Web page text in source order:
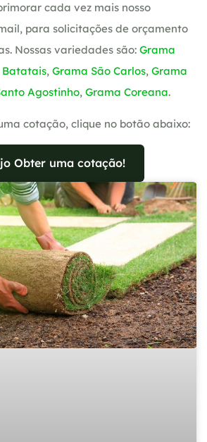
cada vez mais nosso
para solicitações de orçamento
Nossas variedades são: Grama
Batatais, Grama São Carlos, Grama
Agostinho, Grama Coreana.
cotação, clique no botão abaixo:
Obter uma cotação!